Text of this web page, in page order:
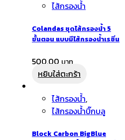
ไส้กรองน้ำ
Colandas ชุดไส้กรองน้ำ 5
ขั้นตอน แบบมีไส้กรองน้ำเรซิ่น
500.00
หยิบใส่ตะกร้า
ไส้กรองน้ำ,
ไส้กรองน้ำบิ๊กบลู
Block Carbon BigBlue